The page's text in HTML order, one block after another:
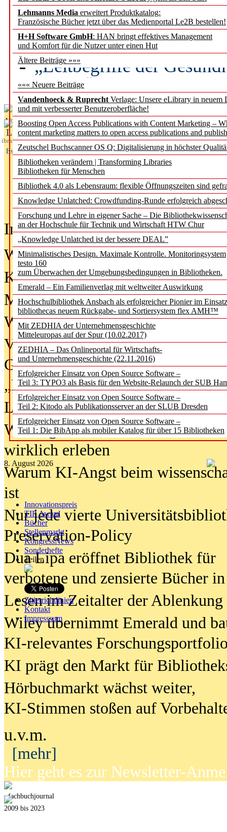
Lehmanns Media erweitert Produktkatalog:
Französische Bücher jetzt über das Medienportal Le2B bestellen!
H+H Software GmbH: HAN bringt effektives Management
und Komfort für die Nutzer unter einen Hut
Ältere Beiträge »»»
««« Neuere Beiträge
Vandenhoeck & Ruprecht Verlage: Unsere eLibrary in neuem
und mit verbesserter Benutzeroberfläche!
Boosting Open Access Publications with Content Marketing –
content marketing matters to open access publications and
Zeutschel Buchscanner OS Q: Digitalisierung in höchster
Bibliotheken verändern | Transforming Libraries
Bibliotheken für Menschen
Bibliothek 4.0 als Lebensraum: flexible Öffnungszeiten sind
Knowledge Unlatched: Crowdfunding-Runde erfolgreich
Forschung und Lehre in eigener Sache – Die
an der Hochschule für Technik und Wirtschaft HTW Chur
„Knowledge Unlatched ist der bessere DEAL”
Minimalistisches Design. Maximale Kontrolle. Monitoringsystem
testo 160
zum Überwachen der Umgebungsbedingungen in Bibliotheken.
Emerald – Ein Familienverlag mit weltweiter Auswirkung
Hochschulbibliothek Ansbach als erfolgreicher Pionier im
bibliothecas neuem Rückgabe- und Sortiersystem flex AMH™
Mit ZEDHIA der Unternehmensgeschichte
Mitteleuropas auf der Spur (10.02.2017)
ZEDHIA – Das Onlineportal für Wirtschafts-
und Unternehmensgeschichte (22.11.2016)
Erfolgreicher Einsatz von Open Source Software –
Teil 3: TYPO3 als Basis für den Website-Relaunch der SUB
Erfolgreicher Einsatz von Open Source Software –
Teil 2: Kitodo als Publikationsserver an der SLUB Dresden
Erfolgreicher Einsatz von Open Source Software –
Teil 1: Die BibApp als mobiler Katalog für über 15 Bibliotheken
8. August 2026
Innovationspreis
TIP Award
Bücher
Stellenmarkt
KongressNews
Sonderhefte
Teilen
Zitierrichtlinien
Kontakt
Impresssum
Künstliche Intelligenz
besser zu verstehen
„Leitbegriffe der
des BIÖG erscheinen
Aktuelles aus
L
ibrary
Essentials
In der Ausgabe06/2026(August
Was Hochschul­bibliotheken von
Kinder in der digitalen Welt
Metadaten als Infrastruktur
Wenn Bots katalogisieren
Von Abschlusskleidern bis
Geisterjagd-Ausrüstung in der
„Library of Things“ unterwegs
Lesen als Infrastrukturaufgabe
Wie Jugendliche Social Media
wirklich erleben
Warum KI-Angst beim
ist
Nur jede vierte
Preservation-Policy
Dua Lipa eröffnet Bibliothek für
verbotene und zensierte Bücher
Lesen im Zeitalter der Ablenkung
Wiley übernimmt Emerald und
KI-relevantes
KI prägt den Markt für
Hörbuchmarkt wächst weiter,
KI-Stimmen stoßen auf
u.v.m.
[mehr]
Hier geht es zur Newsletter-
fachbuchjournal
2009 bis 2023